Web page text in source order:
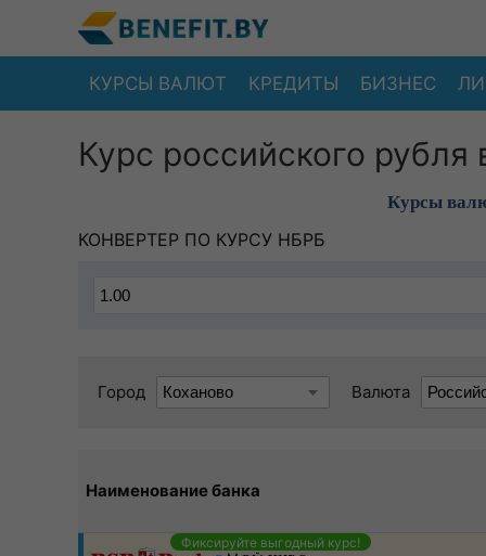
КУРСЫ ВАЛЮТ КРЕДИТЫ БИЗНЕС
Курс российского рубля
Курсы
КОНВЕРТЕР ПО КУРСУ НБРБ
Город Валюта
Наименование банка
Фиксируйте выгодный курс!